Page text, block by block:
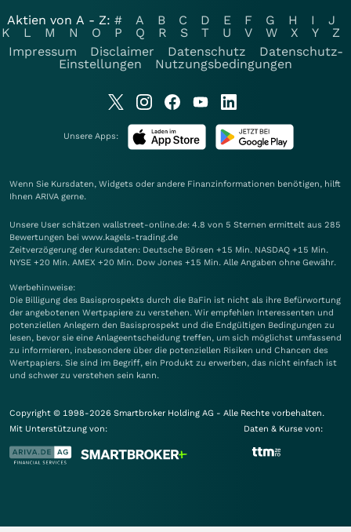
Aktien von A - Z: # A B C D E F G H I
J
K
L M N O P Q R S T U V W X Y
Z
Impressum
Disclaimer Datenschutz
Datenschutz-
Einstellungen
Nutzungsbedingungen
Unsere Apps:
Wenn Sie Kursdaten, Widgets oder andere Finanzinformationen benötigen, hilft
Ihnen ARIVA gerne.
Unsere User schätzen wallstreet-online.de: 4.8 von 5 Sternen ermittelt aus 285
Bewertungen bei www.kagels-trading.de
Zeitverzögerung der Kursdaten: Deutsche Börsen +15 Min. NASDAQ +15 Min.
NYSE +20 Min. AMEX +20 Min. Dow Jones +15 Min. Alle Angaben ohne Gewähr.
Werbehinweise:
Die Billigung des Basisprospekts durch die BaFin ist nicht als ihre Befürwortung
der angebotenen Wertpapiere zu verstehen. Wir empfehlen Interessenten und
potenziellen Anlegern den Basisprospekt und die Endgültigen Bedingungen zu
lesen, bevor sie eine Anlageentscheidung treffen, um sich möglichst umfassend
zu informieren, insbesondere über die potenziellen Risiken und Chancen des
Wertpapiers. Sie sind im Begriff, ein Produkt zu erwerben, das nicht einfach ist
und schwer zu verstehen sein kann.
Copyright © 1998-2026 Smartbroker Holding AG - Alle Rechte vorbehalten.
Mit Unterstützung von:
Daten & Kurse von: